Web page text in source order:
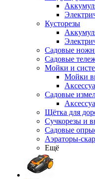
Кусторезы
Садовые
Садовые
Мойки и
Мойки
Садовые
Щётка для
Сучкорезы и
Садовые
Аэраторы-
Ещё